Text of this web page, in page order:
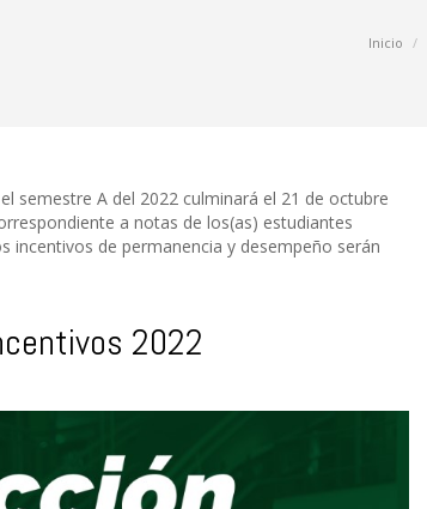
Inicio
semestre A del 2022 culminará el 21 de octubre
a notas de los(as) estudiantes
incentivos de permanencia y desempeño serán
2022